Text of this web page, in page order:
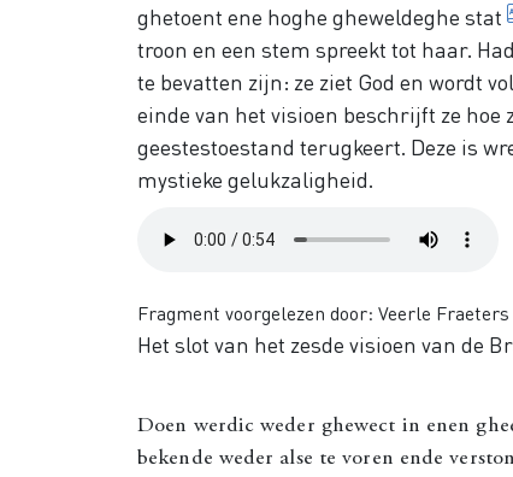
ghetoent ene hoghe gheweldeghe stat
troon en een stem spreekt tot haar.
te bevatten zijn: ze ziet God en wordt
einde van het visioen beschrijft ze hoe
geestestoestand terugkeert. Deze is
mystieke gelukzaligheid.
file
Fragment voorgelezen door: Veerle Fraeters
Het slot van het zesde visioen van de
Doen werdic weder ghewect in enen
bekende weder alse te voren ende